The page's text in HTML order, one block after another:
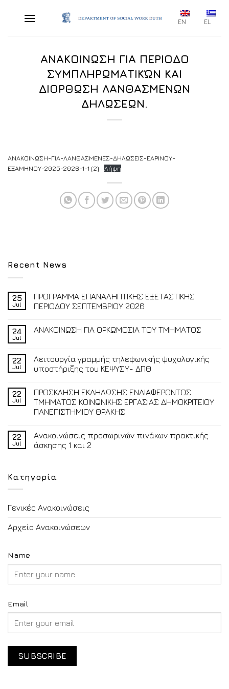
EN EL
ΑΝΑΚΟΙΝΩΣΗ ΓΙΑ ΠΕΡΙΟΔΟ
ΣΥΜΠΛΗΡΩΜΑΤΙΚΏΝ ΚΑΙ
ΔΙΟΡΘΩΣΗ ΛΑΝΘΑΣΜΕΝΩΝ
ΔΗΛΩΣΕΩΝ.
ΑΝΑΚΟΙΝΩΣΗ-ΓΙΑ-ΛΑΝΘΑΣΜΕΝΕΣ-ΔΗΛΩΣΕΙΣ-ΕΑΡΙΝΟΥ-
ΕΞΑΜΗΝΟΥ-2025-2026-1-1 (2)
Λήψη
Recent News
25
Jul
ΠΡΟΓΡΑΜΜΑ ΕΠΑΝΑΛΗΠΤΙΚΗΣ ΕΞΕΤΑΣΤΙΚΗΣ
ΠΕΡΙΟΔΟΥ ΣΕΠΤΕΜΒΡΙΟΥ 2026
24
Jul
ΑΝΑΚΟΙΝΩΣΗ ΓΙΑ ΟΡΚΩΜΟΣΙΑ ΤΟΥ ΤΜΗΜΑΤΟΣ
22
Jul
Λειτουργία γραμμής τηλεφωνικής ψυχολογικής
υποστήριξης του ΚΕΨΥΣΥ- ΔΠΘ
22
Jul
ΠΡΟΣΚΛΗΣΗ ΕΚΔΗΛΩΣΗΣ ΕΝΔΙΑΦΕΡΟΝΤΟΣ
ΤΜΗΜΑΤΟΣ ΚΟΙΝΩΝΙΚΗΣ ΕΡΓΑΣΙΑΣ ΔΗΜΟΚΡΙΤΕΙΟΥ
ΠΑΝΕΠΙΣΤΗΜΙΟΥ ΘΡΑΚΗΣ
22
Jul
Ανακοινώσεις προσωρινών πινάκων πρακτικής
άσκησης 1 και 2
Κατηγορία
Γενικές Ανακοινώσεις
Αρχείο Ανακοινώσεων
Name
Email